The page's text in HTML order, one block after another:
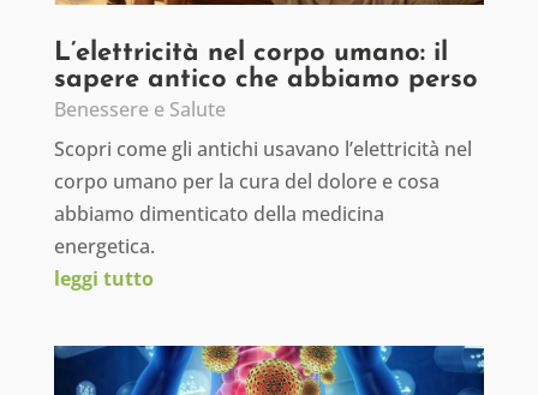
L’elettricità nel corpo umano: il
sapere antico che abbiamo perso
Benessere e Salute
Scopri come gli antichi usavano l’elettricità nel
corpo umano per la cura del dolore e cosa
abbiamo dimenticato della medicina
energetica.
leggi tutto